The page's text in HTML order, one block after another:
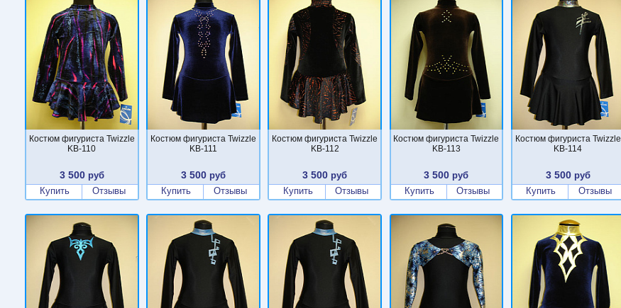
Костюм фигуриста Twizzle
KB-110
3 500руб
Купить
Отзывы
Костюм фигуриста Twizzle
KB-111
3 500руб
Купить
Отзывы
Костюм фигуриста Twizzle
KB-112
3 500 руб
Купить
Отзывы
Костюм фигуриста Twizzle
KB-113
3 500 руб
Купить
Отзывы
Костюм фигуриста Twizzle
KB-114
3 500руб
Купить
Отзывы